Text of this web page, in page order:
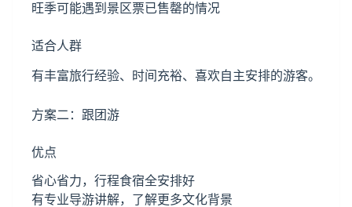
旺季可能遇到景区票已售罄的情况
适合人群
有丰富旅行经验、时间充裕、喜欢自主安排的游客。
方案二：跟团游
优点
省心省力，行程食宿全安排好
有专业导游讲解，了解更多文化背景